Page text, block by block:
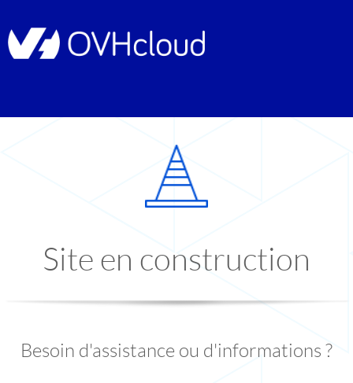
Site en construction
Besoin d'assistance ou d'informations ?